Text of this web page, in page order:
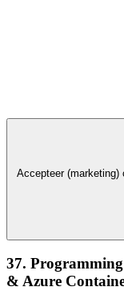
Accepteer (marketing)
37.
& Azure